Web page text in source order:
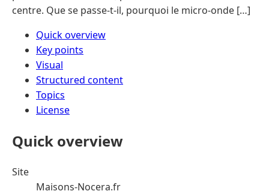
centre. Que se passe-t-il, pourquoi le micro-onde […]
Quick overview
Key points
Visual
Structured content
Topics
License
Quick overview
Site
Maisons-Nocera.fr